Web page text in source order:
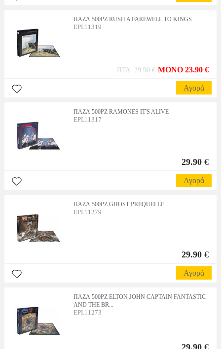
ΠΑΖΛ 500PZ RUSH A FAREWELL TO KINGS
EPI.11319
ΠΤΛ 29.90 € MONO 23.90 €
Αγορά
ΠΑΖΛ 500PZ RAMONES IT'S ALIVE
EPI.11317
29.90€
Αγορά
ΠΑΖΛ 500PZ GHOST PREQUELLE
EPI.11279
29.90€
Αγορά
ΠΑΖΛ 500PZ ELTON JOHN CAPTAIN FANTASTIC
AND THE BR...
EPI.11273
29.90€